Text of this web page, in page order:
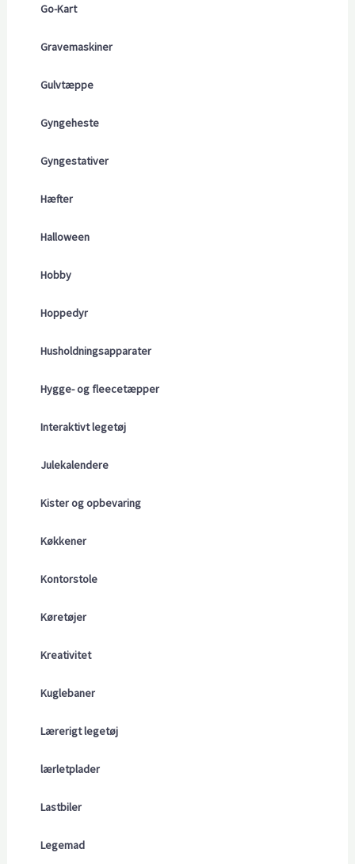
Go-Kart
Gravemaskiner
Gulvtæppe
Gyngeheste
Gyngestativer
Hæfter
Halloween
Hobby
Hoppedyr
Husholdningsapparater
Hygge- og fleecetæpper
Interaktivt legetøj
Julekalendere
Kister og opbevaring
Køkkener
Kontorstole
Køretøjer
Kreativitet
Kuglebaner
Lærerigt legetøj
lærletplader
Lastbiler
Legemad